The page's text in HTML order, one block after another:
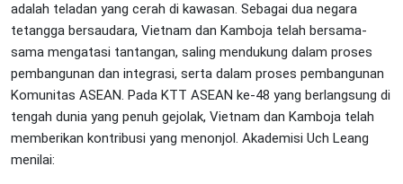
adalah teladan yang cerah di kawasan. Sebagai dua negara
tetangga bersaudara, Vietnam dan Kamboja telah bersama-
sama mengatasi tantangan, saling mendukung dalam proses
pembangunan dan integrasi, serta dalam proses pembangunan
Komunitas ASEAN. Pada KTT ASEAN ke-48 yang berlangsung di
tengah dunia yang penuh gejolak, Vietnam dan Kamboja telah
memberikan kontribusi yang menonjol. Akademisi Uch Leang
menilai: